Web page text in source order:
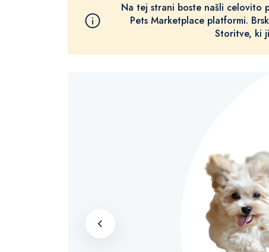
Na tej strani boste našli celovito
Pets Marketplace platformi.
Storitve, ki